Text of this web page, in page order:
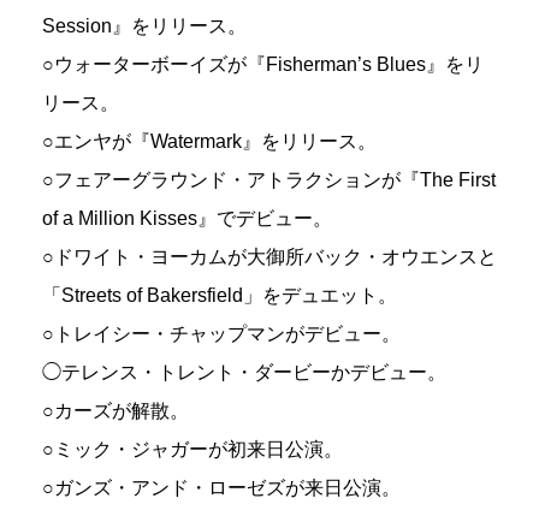
Session』をリリース。
○ウォーターボーイズが『Fisherman’s Blues』をリ
リース。
○エンヤが『Watermark』をリリース。
○フェアーグラウンド・アトラクションが『The First
of a Million Kisses』でデビュー。
○ドワイト・ヨーカムが大御所バック・オウエンスと
「Streets of Bakersfield」をデュエット。
○トレイシー・チャップマンがデビュー。
◯テレンス・トレント・ダービーかデビュー。
○カーズが解散。
○ミック・ジャガーが初来日公演。
○ガンズ・アンド・ローゼズが来日公演。